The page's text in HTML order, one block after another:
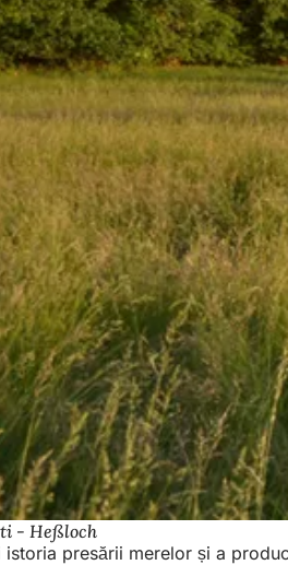
- Heßloch
presării merelor și a